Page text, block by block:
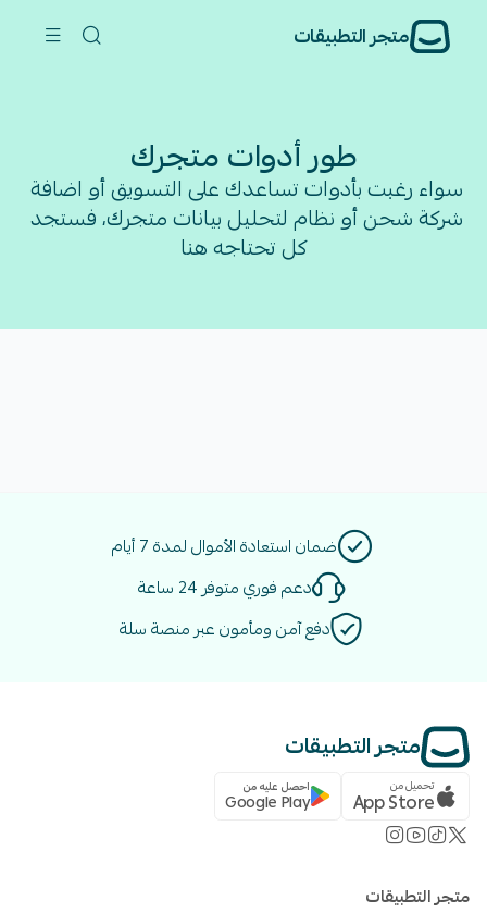
متجر التطبيقات
طور أدوات متجرك
كل تحتاجه هنا
ضمان استعادة الأموال لمدة 7 أيام
دعم فوري متوفر 24 ساعة
دفع آمن ومأمون عبر منصة سلة
متجر التطبيقات
تحميل من
App Store احصل عليه من
Google Play
متجر التطبيقات